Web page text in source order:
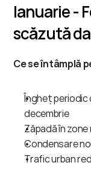
Ianuarie -
scăzută
Ce se întâmplă
Îngheț periodic
decembrie
Zăpadă în
Condensare
Trafic urban